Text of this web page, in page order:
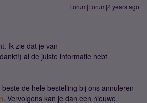
Forum|Forum|2 years ago
Ik zie dat je van
al de juiste informatie hebt
de hele bestelling bij ons annuleren
. Vervolgens kan je dan een nieuwe